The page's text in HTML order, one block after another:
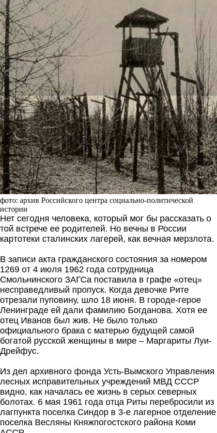
Белая ночь черных
лагерей
фото: архив Российского центра социально-политической
истории
Нет сегодня человека, который мог бы рассказать о
той встрече ее родителей. Но вечны в России
картотеки сталинских лагерей, как вечная мерзлота.
В записи акта гражданского состояния за номером
1269 от 4 июля 1962 года сотрудница
Смольнинского ЗАГСа поставила в графе «отец»
несправедливый пропуск. Когда девочке Рите
отрезали пуповину, шло 18 июня. В городе-герое
Ленинграде ей дали фамилию Богданова. Хотя ее
отец Иванов был жив. Не было только
официального брака с матерью будущей самой
богатой русской женщины в мире – Маргариты Луи-
Дрейфус.
Из дел архивного фонда Усть-Вымского Управления
лесных исправительных учреждений МВД СССР
видно, как началась ее жизнь в серых северных
болотах. 6 мая 1961 года отца Риты перебросили из
лагпункта поселка Синдор в 3-е лагерное отделение
поселка Весляны Княжпогостского района Коми